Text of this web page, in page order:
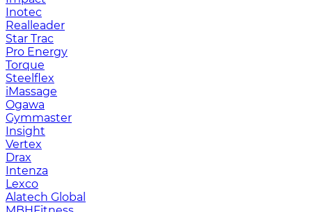
Inotec
Realleader
Star Trac
Pro Energy
Torque
Steelflex
iMassage
Ogawa
Gymmaster
Insight
Vertex
Drax
Intenza
Lexco
Alatech Global